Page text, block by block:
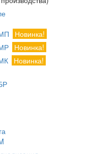
Новинка!
Новинка!
Новинка!